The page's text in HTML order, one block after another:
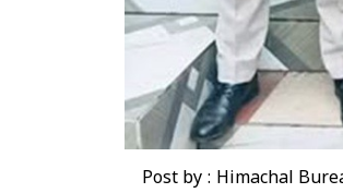
Post by : Himachal